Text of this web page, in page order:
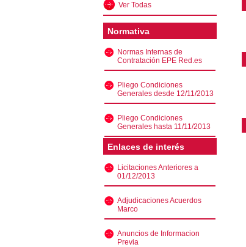
Ver Todas
Normativa
Normas Internas de
Contratación EPE Red.es
Pliego Condiciones
Generales desde 12/11/2013
Pliego Condiciones
Generales hasta 11/11/2013
Enlaces de interés
Licitaciones Anteriores a
01/12/2013
Adjudicaciones Acuerdos
Marco
Anuncios de Informacion
Previa